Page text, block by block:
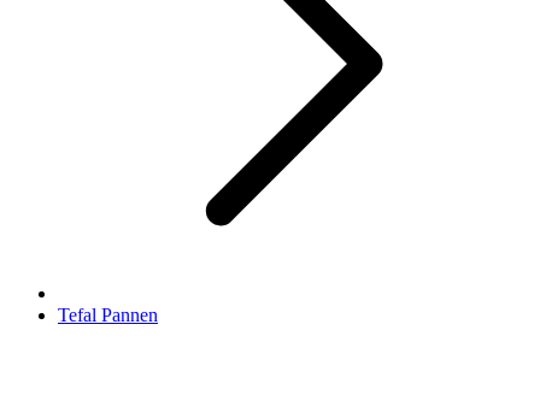
Tefal Pannen